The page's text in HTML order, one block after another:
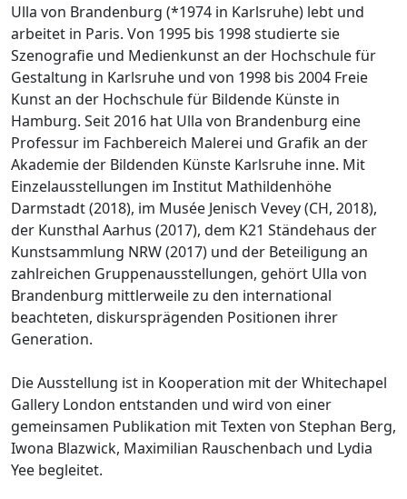
Ulla von Brandenburg (*1974 in Karlsruhe) lebt und
arbeitet in Paris. Von 1995 bis 1998 studierte sie
Szenografie und Medienkunst an der Hochschule für
Gestaltung in Karlsruhe und von 1998 bis 2004 Freie
Kunst an der Hochschule für Bildende Künste in
Hamburg. Seit 2016 hat Ulla von Brandenburg eine
Professur im Fachbereich Malerei und Grafik an der
Akademie der Bildenden Künste Karlsruhe inne. Mit
Einzelausstellungen im Institut Mathildenhöhe
Darmstadt (2018), im Musée Jenisch Vevey (CH, 2018),
der Kunsthal Aarhus (2017), dem K21 Ständehaus der
Kunstsammlung NRW (2017) und der Beteiligung an
zahlreichen Gruppenausstellungen, gehört Ulla von
Brandenburg mittlerweile zu den international
beachteten, diskursprägenden Positionen ihrer
Generation.
Die Ausstellung ist in Kooperation mit der Whitechapel
Gallery London entstanden und wird von einer
gemeinsamen Publikation mit Texten von Stephan Berg,
Iwona Blazwick, Maximilian Rauschenbach und Lydia
Yee begleitet.